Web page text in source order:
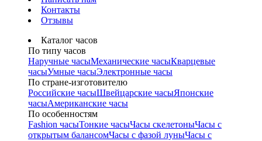
Контакты
Отзывы
Каталог часов
По типу часов
Наручные часыМеханические часыКварцевые
часыУмные часыЭлектронные часы
По стране-изготовителю
Российские часыШвейцарские часыЯпонские
часыАмериканские часы
По особенностям
Fashion часыТонкие часыЧасы скелетоныЧасы с
открытым балансомЧасы с фазой луныЧасы с